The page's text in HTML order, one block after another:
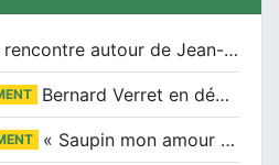
Une rencontre autour de Jean-Claude Suaudeau
Bernard Verret en dédicaces le samedi 13 décembre à l’Espace Culturel Atlantis
« Saupin mon amour » au salon du livre de Trentemoult